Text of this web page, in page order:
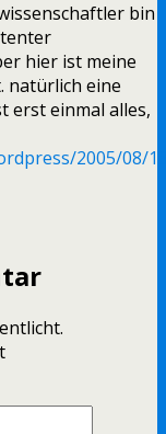
bin
hier ist meine
natürlich eine
erst einmal alles,
2005/08/